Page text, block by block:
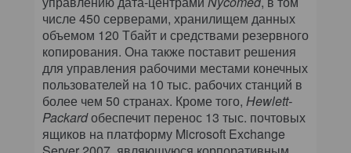
числе 450 серверами, хранилищем данных
объемом 120 Тбайт и средствами резервного
копирования. Она также поставит решения
для управления рабочими местами конечных
пользователей на 10 тыс. рабочих станций в
более чем 50 странах. Кроме того, Hewlett-
Packardобеспечит перенос 13 тыс. почтовых
ящиков на платформу Microsoft Exchange